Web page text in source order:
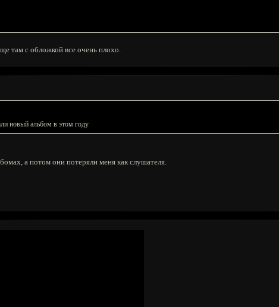
там с обложкой все очень плохо.
новый альбом в этом году
а потом они потеряли меня как слушателя.